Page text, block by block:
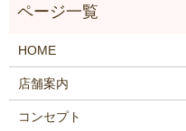
HOME
店舗案内
コンセプト